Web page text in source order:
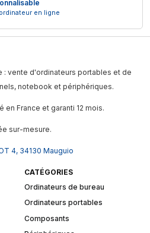
en ligne
: vente d'ordinateurs portables et de
notebook et périphériques.
France et garanti 12 mois.
sur-mesure.
4, 34130 Mauguio
CATÉGORIES
Ordinateurs de bureau
Ordinateurs portables
Composants